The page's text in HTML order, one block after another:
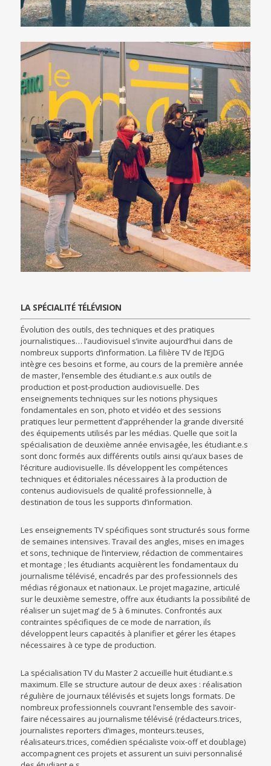
LA SPÉCIALITÉ TÉLÉVISION
Évolution des outils, des techniques et des pratiques
journalistiques… l’audiovisuel s’invite aujourd’hui dans de
nombreux supports d’information. La filière TV de l’EJDG
intègre ces besoins et forme, au cours de la première année
de master, l’ensemble des étudiant.e.s aux outils de
production et post-production audiovisuelle. Des
enseignements techniques sur les notions physiques
fondamentales en son, photo et vidéo et des sessions
pratiques leur permettent d’appréhender la grande diversité
des équipements utilisés par les médias. Quelle que soit la
spécialisation de deuxième année envisagée, les étudiant.e.s
sont donc formés aux différents outils ainsi qu’aux bases de
l’écriture audiovisuelle. Ils développent les compétences
techniques et éditoriales nécessaires à la production de
contenus audiovisuels de qualité professionnelle, à
destination de tous les supports d’information.
Les enseignements TV spécifiques sont structurés sous forme
de semaines intensives. Travail des angles, mises en images
et sons, technique de l’interview, rédaction de commentaires
et montage ; les étudiants acquièrent les fondamentaux du
journalisme télévisé, encadrés par des professionnels des
médias régionaux et nationaux. Le projet magazine, articulé
sur le deuxième semestre, offre aux étudiants la possibilité de
réaliser un sujet mag’ de 5 à 6 minutes. Confrontés aux
contraintes spécifiques de ce mode de narration, ils
développent leurs capacités à planifier et gérer les étapes
nécessaires à ce type de production.
La spécialisation TV du Master 2 accueille huit étudiant.e.s
maximum. Elle se structure autour de deux axes : réalisation
régulière de journaux télévisés et sujets longs formats. De
nombreux professionnels couvrant l’ensemble des savoir-
faire nécessaires au journalisme télévisé (rédacteurs.trices,
journalistes reporters d’images, monteurs.teuses,
réalisateurs.trices, comédien spécialiste voix-off et doublage)
accompagnent ces projets et assurent un suivi personnalisé